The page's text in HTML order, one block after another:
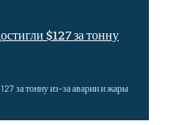
$127 за тонну
за тонну из-за аварии и жары